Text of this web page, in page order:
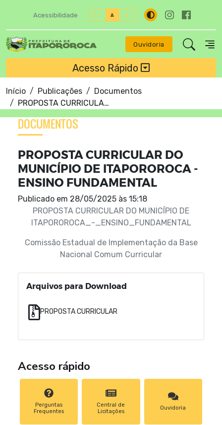
Acessibilidade A+ A A-
Ouvidoria
Acesso Rápido
Início Publicações
Documentos
PROPOSTA CURRICULAR DO MUNICÍPIO DE ITAPOROROCA - ENSINO FUNDAMENTAL
DOCUMENTOS
PROPOSTA CURRICULAR DO
MUNICÍPIO DE ITAPOROROCA -
ENSINO FUNDAMENTAL
Publicado em 28/05/2025 às 15:18
PROPOSTA CURRICULAR DO MUNICÍPIO DE
ITAPOROROCA_-_ENSINO_FUNDAMENTAL
Comissão Estadual de Implementação da Base
Nacional Comum Curricular
Arquivos para Download
PROPOSTA CURRICULAR
Acesso rápido
Perguntas
Frequentes
Central de
Licitações
Ouvidoria